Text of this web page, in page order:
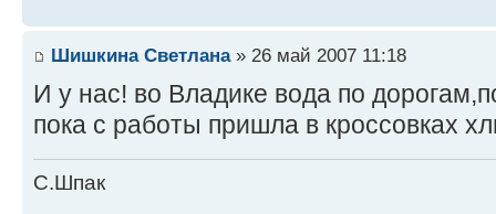
Шишкина Светлана» 26 май 2007 11:18
И у нас! во Владике вода по
пока с работы пришла в кроссовках
С.Шпак